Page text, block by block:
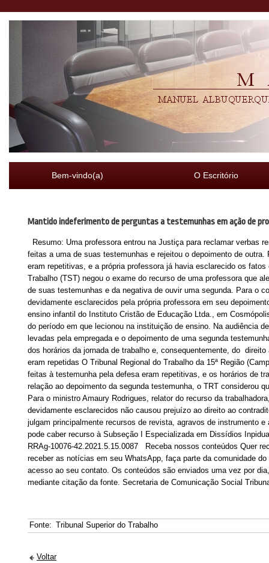
Bem-vindo(a) O Escritório
Mantido indeferimento de perguntas a testemunhas em ação de
Resumo: Uma professora entrou na Justiça para reclamar verbas
feitas a uma de suas testemunhas e rejeitou o depoimento de
eram repetitivas, e a própria professora já havia esclarecido os
Trabalho (TST) negou o exame do recurso de uma professora que
de suas testemunhas e da negativa de ouvir uma segunda. Para o
devidamente esclarecidos pela própria professora em seu
ensino infantil do Instituto Cristão de Educação Ltda., em
do período em que lecionou na instituição de ensino. Na audiência
levadas pela empregada e o depoimento de uma segunda
dos horários da jornada de trabalho e, consequentemente, do
eram repetidas O Tribunal Regional do Trabalho da 15ª Região
feitas à testemunha pela defesa eram repetitivas, e os horários de
relação ao depoimento da segunda testemunha, o TRT considerou
Para o ministro Amaury Rodrigues, relator do recurso da
devidamente esclarecidos não causou prejuízo ao direito ao
julgam principalmente recursos de revista, agravos de instrumento
pode caber recurso à Subseção I Especializada em Dissídios
RRAg-10076-42.2021.5.15.0087 Receba nossos conteúdos Quer
receber as notícias em seu WhatsApp, faça parte da comunidade
acesso ao seu contato. Os conteúdos são enviados uma vez por
mediante citação da fonte. Secretaria de Comunicação Social
Fonte: Tribunal Superior do Trabalho
Voltar